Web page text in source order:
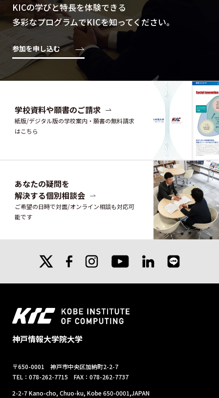
KICの学びと特⻑を体験できる
多彩なプログラムでKICを知ってください。
参加を申し込む
学校資料や願書のご請求
紙版/デジタル版の学校案内・願書の無料請求
はこちら
あなたの疑問を
解決する個別相談会
ご希望の日時で対面/オンライン相談も対応可
能です
facebookinstagram
youtube
linkedin
神戸情報大学院大学
〒650-0001 神戸市中央区加納町2-2-7
TEL：078-262-7715 FAX：078-262-7737
2-2-7 Kano-cho, Chuo-ku, Kobe 650-0001,JAPAN